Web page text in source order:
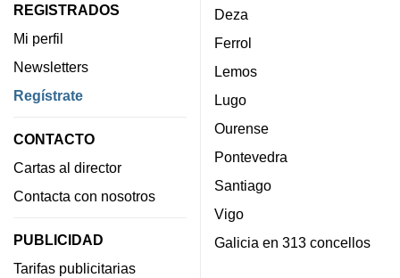
REGISTRADOS
Mi perfil
Newsletters
Regístrate
CONTACTO
Cartas al director
Contacta con nosotros
PUBLICIDAD
Tarifas publicitarias
Deza
Ferrol
Lemos
Lugo
Ourense
Pontevedra
Santiago
Vigo
Galicia en 313 concellos